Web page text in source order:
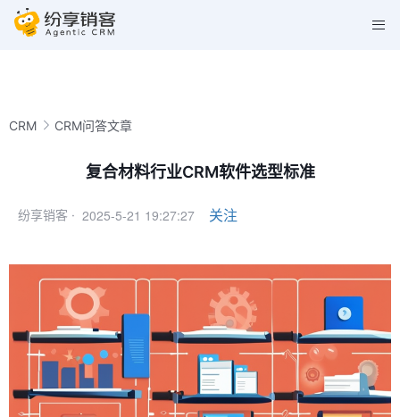
CRM CRM问答文章
复合材料行业CRM软件选型标准
纷享销客 · 2025-5-21 19:27:27 关注